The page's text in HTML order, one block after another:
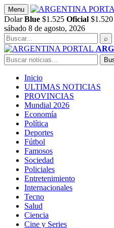
Saltar
al
contenido
Menu
Dolar Blue $1.525 Oficial $1.520
sábado 8 de agosto, 2026
Buscar
⌕
Buscar
Inicio
ULTIMAS NOTICIAS
PROVINCIAS
Mundial 2026
Economía
Política
Deportes
Fútbol
Famosos
Sociedad
Policiales
Entretenimiento
Internacionales
Tecno
Salud
Ciencia
Cine y Series